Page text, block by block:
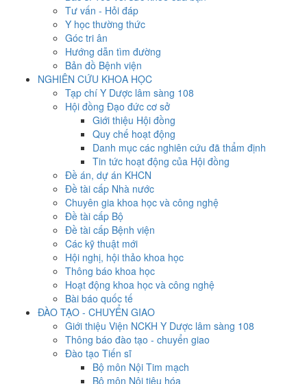
Tư vấn - Hỏi đáp
Y học thường thức
Góc tri ân
Hướng dẫn tìm đường
Bản đồ Bệnh viện
NGHIÊN CỨU KHOA HỌC
Tạp chí Y Dược lâm sàng 108
Hội đồng Đạo đức cơ sở
Giới thiệu Hội đồng
Quy chế hoạt động
Danh mục các nghiên cứu đã thẩm định
Tin tức hoạt động của Hội đồng
Đề án, dự án KHCN
Đề tài cấp Nhà nước
Chuyên gia khoa học và công nghệ
Đề tài cấp Bộ
Đề tài cấp Bệnh viện
Các kỹ thuật mới
Hội nghị, hội thảo khoa học
Thông báo khoa học
Hoạt động khoa học và công nghệ
Bài báo quốc tế
ĐÀO TẠO - CHUYỂN GIAO
Giới thiệu Viện NCKH Y Dược lâm sàng 108
Thông báo đào tạo - chuyển giao
Đào tạo Tiến sĩ
Bộ môn Nội Tim mạch
Bộ môn Nội tiêu hóa